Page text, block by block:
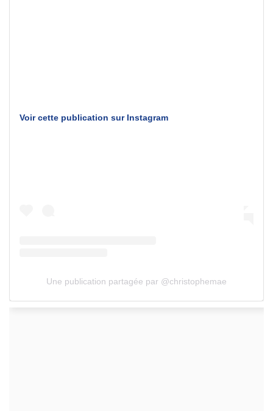
Voir cette publication sur Instagram
Une publication partagée par @christophemae